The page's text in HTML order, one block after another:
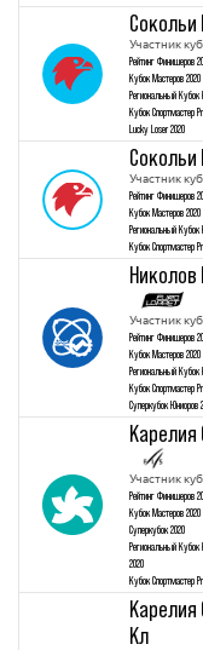
Сокольи
Участник
Рейтинг Финишеров
Кубок Mастеров 2020
Региональный
Кубок Спортмастер
Lucky Loser 2020
Сокольи
Участник
Рейтинг Финишеров
Кубок Mастеров 2020
Региональный
Кубок Спортмастер
Николов
Участник
Рейтинг Финишеров
Кубок Mастеров 2020
Региональный
Кубок Спортмастер
Суперкубок Юниоров
Участник
Рейтинг Финишеров
Кубок Mастеров 2020
Суперкубок 2020
Региональный
2020
Кубок Спортмастер
Кл